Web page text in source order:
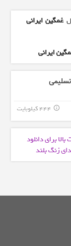
غمگین ایرانی
ایرانی
444 کیلوبایت info_outline
برای دانلود
زنگ بلند